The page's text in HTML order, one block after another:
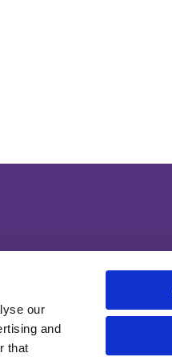
our
and
that